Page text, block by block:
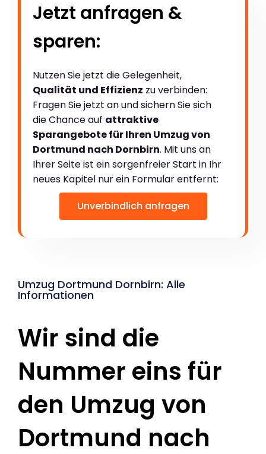
Jetzt anfragen &
sparen:
Nutzen Sie jetzt die Gelegenheit,
Qualität und Effizienz zu verbinden:
Fragen Sie jetzt an und sichern Sie sich
die Chance auf attraktive
Sparangebote für Ihren Umzug von
Dortmund nach Dornbirn. Mit uns an
Ihrer Seite ist ein sorgenfreier Start in Ihr
neues Kapitel nur ein Formular entfernt:
Unverbindlich anfragen
Umzug Dortmund Dornbirn: Alle
Informationen
Wir sind die
Nummer eins für
den Umzug von
Dortmund nach